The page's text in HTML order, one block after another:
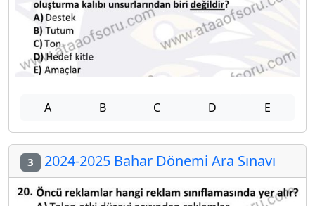
A B C D E
3 2024-2025 Bahar Dönemi Ara Sınavı